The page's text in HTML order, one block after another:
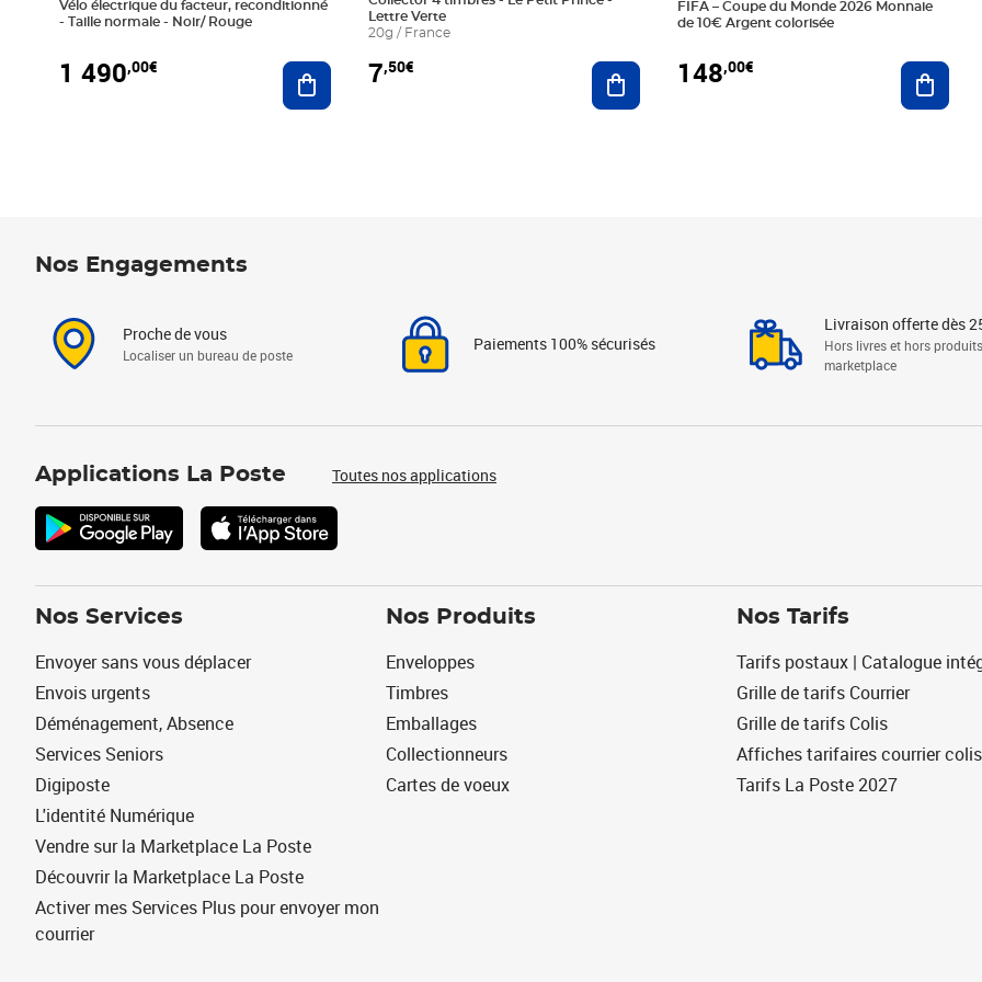
Vélo électrique du facteur, reconditionné
- Taille normale - Noir/ Rouge
1 490,00€ Ajouter au panier
Lettre Verte
20g / France
7,50€ Ajouter au panier
FIFA – Coupe du Monde 2026 Monnaie
de 10€ Argent colorisée
148,00€
Nos Engagements
Proche de vous
Localiser un bureau de poste
Paiements 100% sécurisés
Livraison offerte dès
Hors livres et hors produits
marketplace
Applications La Poste Toutes nos applications
Nos Services
Envoyer sans vous déplacer
Envois urgents
Déménagement, Absence
Services Seniors
Digiposte
L'identité Numérique
Vendre sur la Marketplace La Poste
Découvrir la Marketplace La Poste
Activer mes Services Plus pour envoyer mon
courrier
Nos Produits
Enveloppes
Timbres
Emballages
Collectionneurs
Cartes de voeux
Nos Tarifs
Tarifs postaux | Catalogue
Grille de tarifs Courrier
Grille de tarifs Colis
Affiches tarifaires courrier colis
Tarifs La Poste 2027